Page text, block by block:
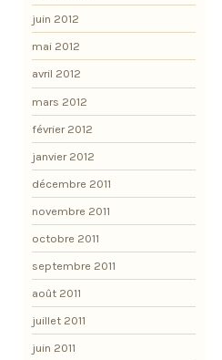
juin 2012
mai 2012
avril 2012
mars 2012
février 2012
janvier 2012
décembre 2011
novembre 2011
octobre 2011
septembre 2011
août 2011
juillet 2011
juin 2011